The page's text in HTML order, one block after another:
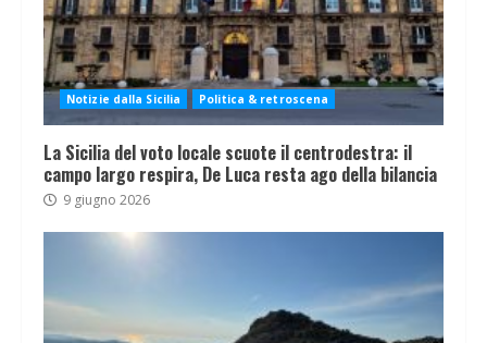
Notizie dalla Sicilia Politica & retroscena
La Sicilia del voto locale scuote il centrodestra: il
campo largo respira, De Luca resta ago della bilancia
9 giugno 2026